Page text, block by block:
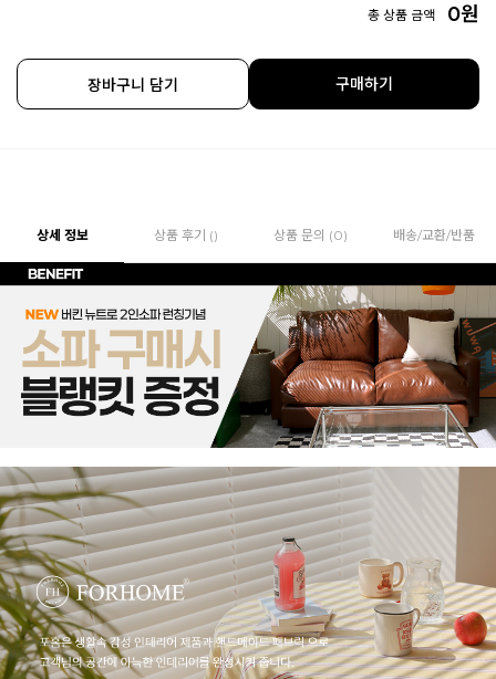
총 상품 금액 0원
장바구니 담기 구매하기
상세 정보 상품 후기 () 상품 문의 (0) 배송/교환/반품